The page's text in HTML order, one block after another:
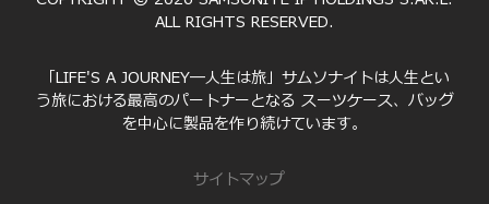
ALL RIGHTS RESERVED.
「LIFE'S A JOURNEY―人生は旅」サムソナイトは人生とい
う旅における最高のパートナーとなる スーツケース、バッグ
を中心に製品を作り続けています。
サイトマップ